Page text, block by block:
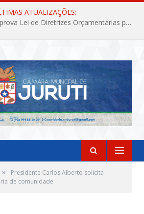
ATUALIZAÇÕES:
Câmara Municipal aprova Lei de Diretrizes Orçamentárias para o exercício financeiro de 2027
»
Presidente Carlos Alberto solicita
de comunidade